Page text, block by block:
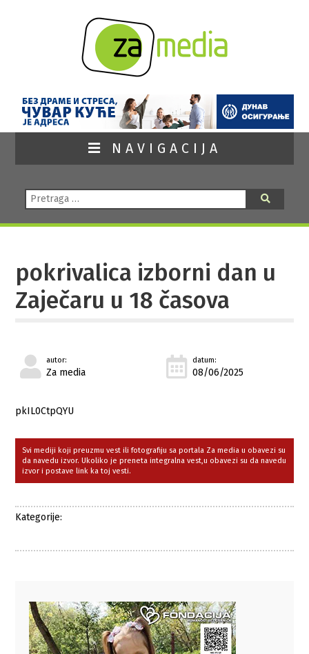
NAVIGACIJA
Pretraga:
pokrivalica izborni dan u
Zaječaru u 18 časova
autor:
Za media
datum:
08/06/2025
pkIL0CtpQYU
Svi mediji koji preuzmu vest ili fotografiju sa portala Za media u obavezi su
da navedu izvor. Ukoliko je preneta integralna vest,u obavezi su da navedu
izvor i postave link ka toj vesti.
Kategorije: